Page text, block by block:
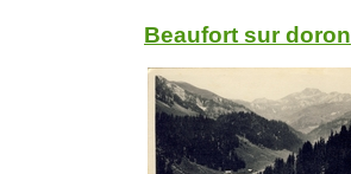
Beaufort sur doron